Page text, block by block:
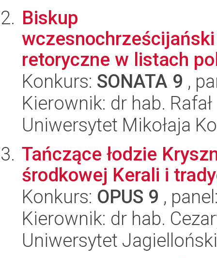
Biskup
retoryczne w listach
Konkurs: SONATA 9 ,
Kierownik: dr hab.
Uniwersytet Mikołaja
Tańczące łodzie
środkowej Kerali i
Konkurs: OPUS 9 ,
Kierownik: dr hab.
Uniwersytet